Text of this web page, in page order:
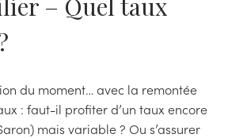
– Quel taux
du moment… avec la remontée
: faut-il profiter d’un taux encore
mais variable ? Ou s’assurer